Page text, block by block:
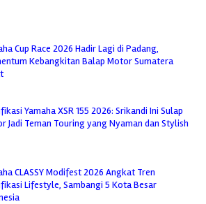
Cup Race 2026 Hadir Lagi di Padang,
Kebangkitan Balap Motor Sumatera
Yamaha XSR 155 2026: Srikandi Ini Sulap
Jadi Teman Touring yang Nyaman dan Stylish
CLASSY Modifest 2026 Angkat Tren
Lifestyle, Sambangi 5 Kota Besar